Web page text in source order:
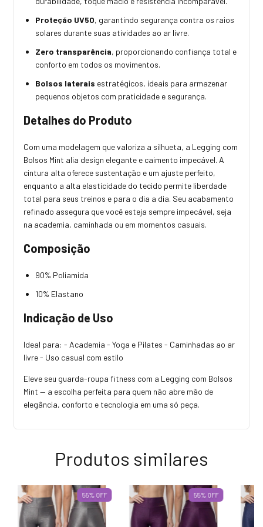
Proteção UV50, garantindo segurança contra os raios
solares durante suas atividades ao ar livre.
Zero transparência, proporcionando confiança total e
conforto em todos os movimentos.
Bolsos laterais estratégicos, ideais para armazenar
pequenos objetos com praticidade e segurança.
Detalhes do Produto
Com uma modelagem que valoriza a silhueta, a Legging com
Bolsos Mint alia design elegante e caimento impecável. A
cintura alta oferece sustentação e um ajuste perfeito,
enquanto a alta elasticidade do tecido permite liberdade
total para seus treinos e para o dia a dia. Seu acabamento
refinado assegura que você esteja sempre impecável, seja
na academia, caminhada ou em momentos casuais.
Composição
90% Poliamida
10% Elastano
Indicação de Uso
Ideal para: - Academia - Yoga e Pilates - Caminhadas ao ar
livre - Uso casual com estilo
Eleve seu guarda-roupa fitness com a Legging com Bolsos
Mint — a escolha perfeita para quem não abre mão de
elegância, conforto e tecnologia em uma só peça.
Produtos similares
55% OFF 55% OFF